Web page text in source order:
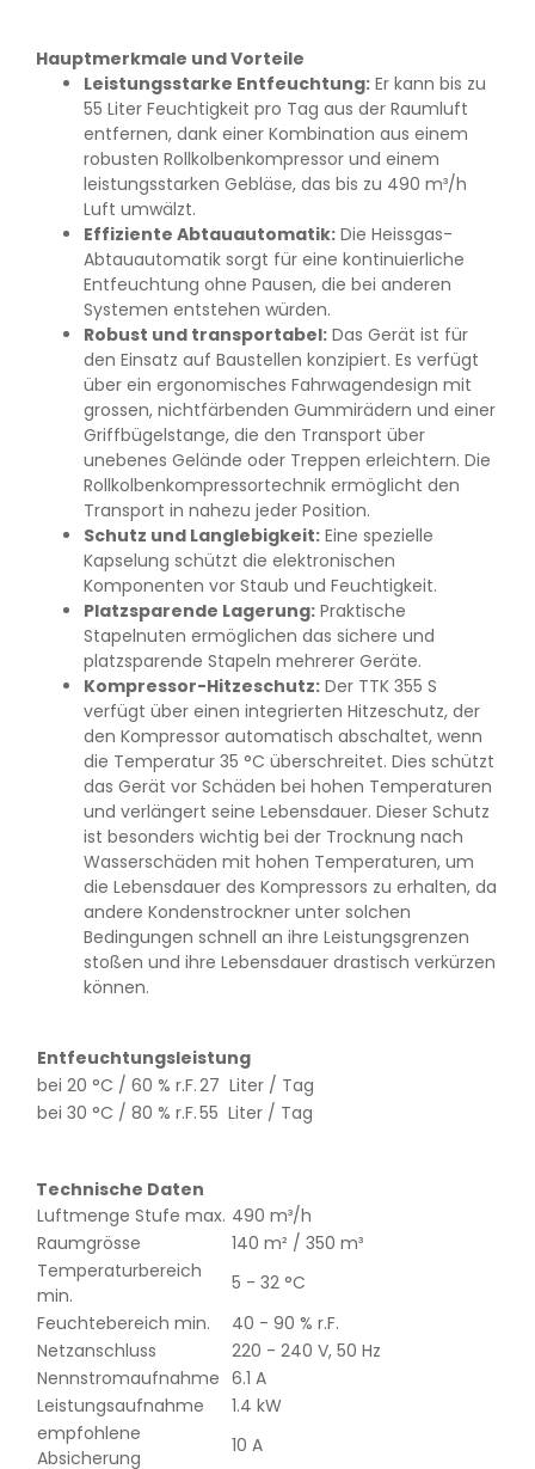
Hauptmerkmale und Vorteile
Leistungsstarke Entfeuchtung: Er kann bis zu
55 Liter Feuchtigkeit pro Tag aus der Raumluft
entfernen, dank einer Kombination aus einem
robusten Rollkolbenkompressor und einem
leistungsstarken Gebläse, das bis zu 490 m³/h
Luft umwälzt.
Effiziente Abtauautomatik: Die Heissgas-
Abtauautomatik sorgt für eine kontinuierliche
Entfeuchtung ohne Pausen, die bei anderen
Systemen entstehen würden.
Robust und transportabel: Das Gerät ist für
den Einsatz auf Baustellen konzipiert. Es verfügt
über ein ergonomisches Fahrwagendesign mit
grossen, nichtfärbenden Gummirädern und einer
Griffbügelstange, die den Transport über
unebenes Gelände oder Treppen erleichtern. Die
Rollkolbenkompressortechnik ermöglicht den
Transport in nahezu jeder Position.
Schutz und Langlebigkeit: Eine spezielle
Kapselung schützt die elektronischen
Komponenten vor Staub und Feuchtigkeit.
Platzsparende Lagerung: Praktische
Stapelnuten ermöglichen das sichere und
platzsparende Stapeln mehrerer Geräte.
Kompressor-Hitzeschutz: Der TTK 355 S
verfügt über einen integrierten Hitzeschutz, der
den Kompressor automatisch abschaltet, wenn
die Temperatur 35 °C überschreitet. Dies schützt
das Gerät vor Schäden bei hohen Temperaturen
und verlängert seine Lebensdauer. Dieser Schutz
ist besonders wichtig bei der Trocknung nach
Wasserschäden mit hohen Temperaturen, um
die Lebensdauer des Kompressors zu erhalten, da
andere Kondenstrockner unter solchen
Bedingungen schnell an ihre Leistungsgrenzen
stoßen und ihre Lebensdauer drastisch verkürzen
können.
Entfeuchtungsleistung
bei 20 °C / 60 % r.F.27 Liter / Tag
bei 30 °C / 80 % r.F.55 Liter / Tag
Technische Daten
Luftmenge Stufe max. 490 m³/h
Raumgrösse
140 m² / 350 m³
Temperaturbereich
min.
5 - 32 °C
Feuchtebereich min.
40 - 90 % r.F.
Netzanschluss
220 - 240 V, 50 Hz
Nennstromaufnahme 6.1 A
Leistungsaufnahme
1.4 kW
empfohlene
Absicherung
10 A